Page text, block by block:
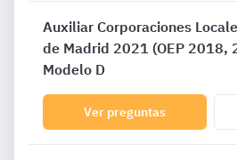
Auxiliar Corporaciones
de Madrid 2021 (OEP 2018,
Modelo D
Ver preguntas